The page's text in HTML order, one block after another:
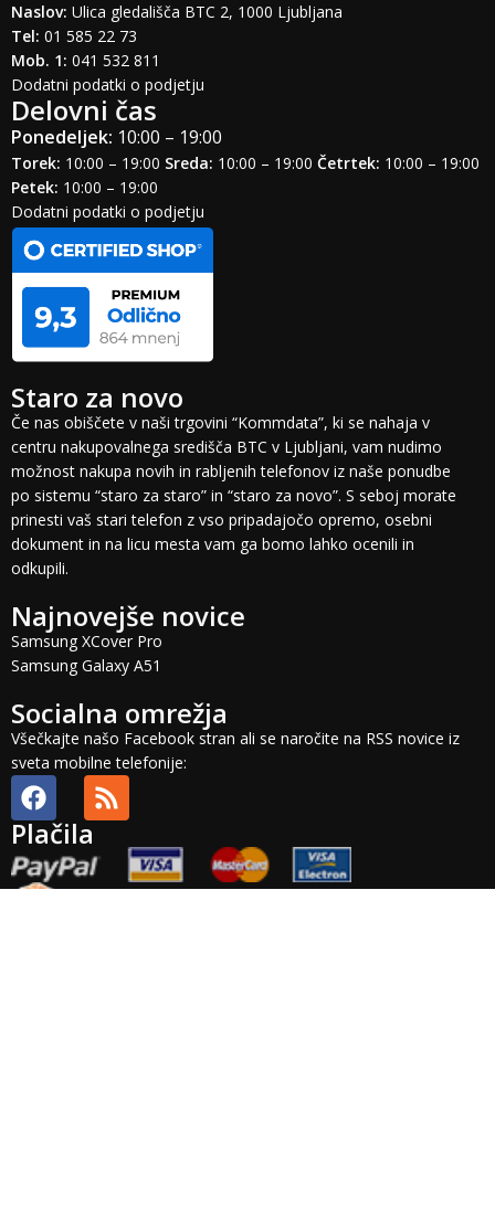
Naslov: Ulica gledališča BTC 2, 1000 Ljubljana
Tel: 01 585 22 73
Mob. 1: 041 532 811
Dodatni podatki o podjetju
Delovni čas
Ponedeljek: 10:00 – 19:00
Torek: 10:00 – 19:00 Sreda: 10:00 – 19:00 Četrtek: 10:00 – 19:00
Petek: 10:00 – 19:00
Dodatni podatki o podjetju
Staro za novo
Če nas obiščete v naši trgovini “Kommdata”, ki se nahaja v
centru nakupovalnega središča BTC v Ljubljani, vam nudimo
možnost nakupa novih in rabljenih telefonov iz naše ponudbe
po sistemu “staro za staro” in “staro za novo”. S seboj morate
prinesti vaš stari telefon z vso pripadajočo opremo, osebni
dokument in na licu mesta vam ga bomo lahko ocenili in
odkupili.
Najnovejše novice
Samsung XCover Pro
Samsung Galaxy A51
Socialna omrežja
Všečkajte našo Facebook stran ali se naročite na RSS novice iz
sveta mobilne telefonije:
Plačila